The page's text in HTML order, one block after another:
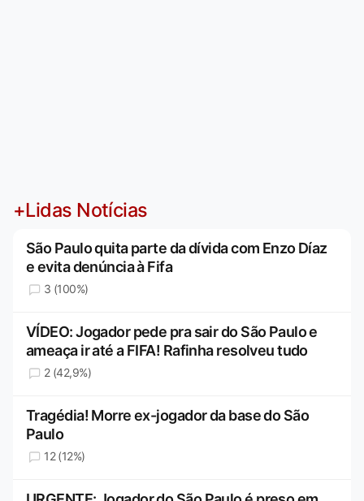
+Lidas Notícias
São Paulo quita parte da dívida com Enzo Díaz
e evita denúncia à Fifa
3 (100%)
VÍDEO: Jogador pede pra sair do São Paulo e
ameaça ir até a FIFA! Rafinha resolveu tudo
2 (42,9%)
Tragédia! Morre ex-jogador da base do São
Paulo
12 (12%)